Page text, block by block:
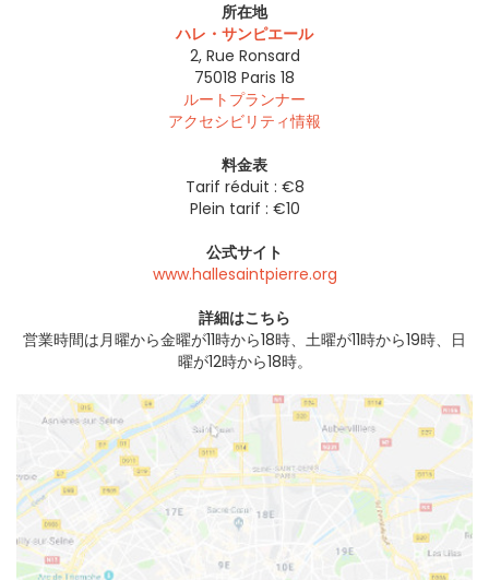
所在地
ハレ・サンピエール
2, Rue Ronsard
75018 Paris 18
ルートプランナー
アクセシビリティ情報
料金表
Tarif réduit : €8
Plein tarif : €10
公式サイト
www.hallesaintpierre.org
詳細はこちら
営業時間は月曜から金曜が11時から18時、土曜が11時から19時、日
曜が12時から18時。